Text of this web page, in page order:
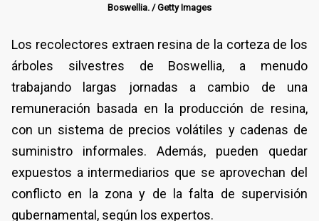
Boswellia. / Getty Images
Los recolectores extraen resina de la corteza de los
árboles silvestres de Boswellia, a menudo
trabajando largas jornadas a cambio de una
remuneración basada en la producción de resina,
con un sistema de precios volátiles y cadenas de
suministro informales. Además, pueden quedar
expuestos a intermediarios que se aprovechan del
conflicto en la zona y de la falta de supervisión
gubernamental, según los expertos.